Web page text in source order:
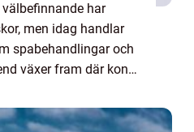
har
men idag handlar
spabehandlingar och
växer fram där konst